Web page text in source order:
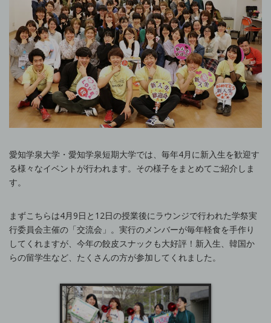
愛知学泉大学・愛知学泉短期大学では、毎年4月に新入生を歓迎す
る様々なイベントが行われます。その様子をまとめてご紹介しま
す。
まずこちらは4月9日と12日の授業後にラウンジで行われた学祭実
行委員会主催の「交流会」。実行のメンバーが毎年軽食を手作り
してくれますが、今年の餃皮スナックも大好評！新入生、韓国か
らの留学生など、たくさんの方が参加してくれました。